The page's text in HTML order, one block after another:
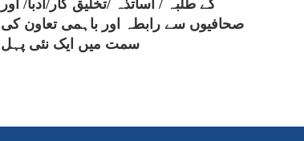
کے طلبہ / اساتذہ /تخلیق کار/ادبا/ اور
صحافیوں سے رابطہ اور باہمی تعاون کی
سمت میں ایک نئی پہل